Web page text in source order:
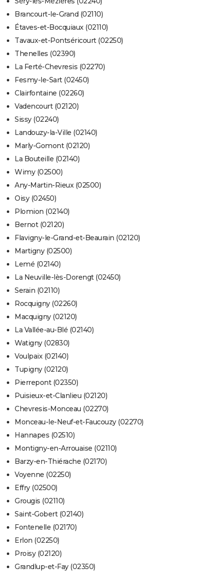
Brancourt-le-Grand (02110)
Étaves-et-Bocquiaux (02110)
Tavaux-et-Pontséricourt (02250)
Thenelles (02390)
La Ferté-Chevresis (02270)
Fesmy-le-Sart (02450)
Clairfontaine (02260)
Vadencourt (02120)
Sissy (02240)
Landouzy-la-Ville (02140)
Marly-Gomont (02120)
La Bouteille (02140)
Wimy (02500)
Any-Martin-Rieux (02500)
Oisy (02450)
Plomion (02140)
Bernot (02120)
Flavigny-le-Grand-et-Beaurain (02120)
Martigny (02500)
Lemé (02140)
La Neuville-lès-Dorengt (02450)
Serain (02110)
Rocquigny (02260)
Macquigny (02120)
La Vallée-au-Blé (02140)
Watigny (02830)
Voulpaix (02140)
Tupigny (02120)
Pierrepont (02350)
Puisieux-et-Clanlieu (02120)
Chevresis-Monceau (02270)
Monceau-le-Neuf-et-Faucouzy (02270)
Hannapes (02510)
Montigny-en-Arrouaise (02110)
Barzy-en-Thiérache (02170)
Voyenne (02250)
Effry (02500)
Grougis (02110)
Saint-Gobert (02140)
Fontenelle (02170)
Erlon (02250)
Proisy (02120)
Grandlup-et-Fay (02350)